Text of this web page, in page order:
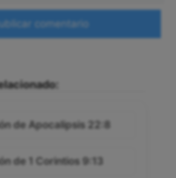
de Apocalipsis 22:8
de 1 Corintios 9:13